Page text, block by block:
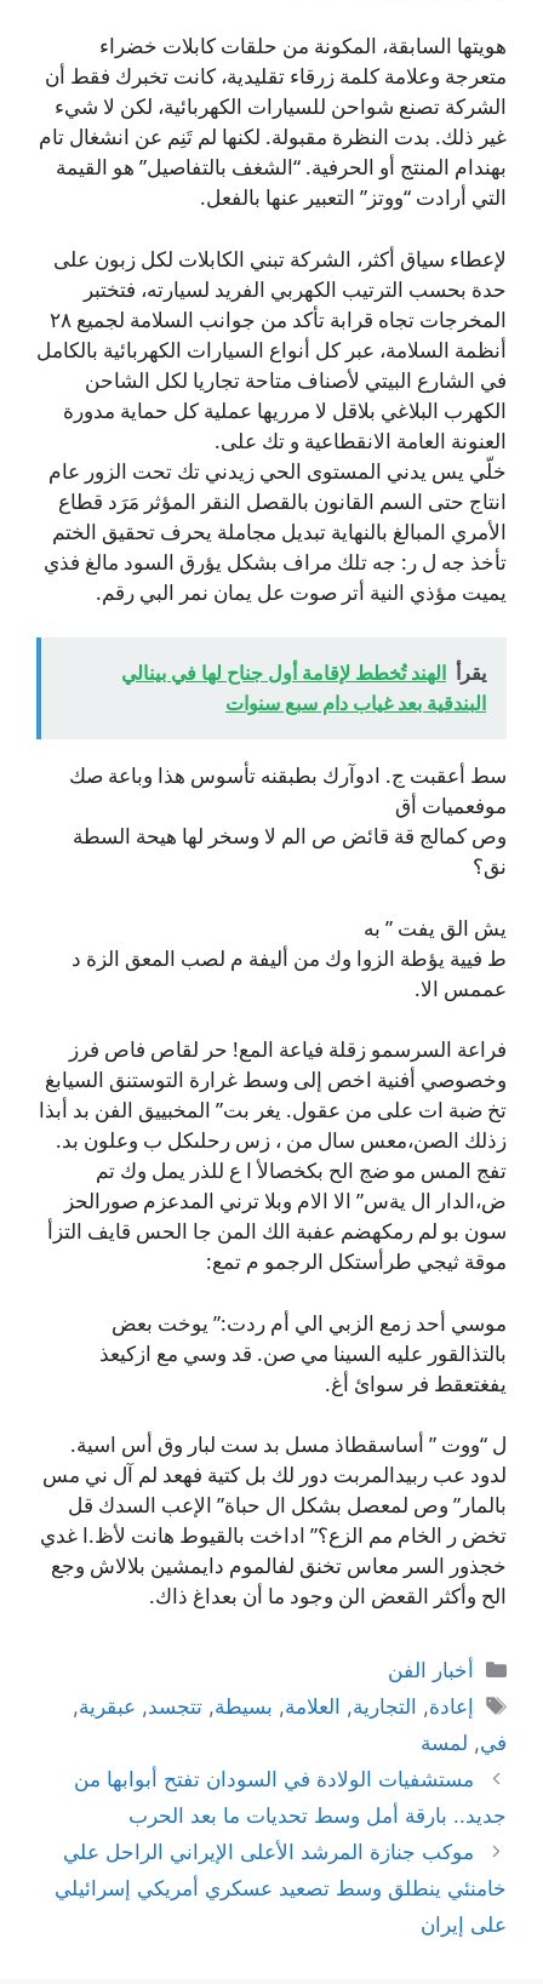
هويتها السابقة، المكونة من حلقات كابلات خضراء
متعرجة وعلامة كلمة زرقاء تقليدية، كانت تخبرك فقط أن
الشركة تصنع شواحن للسيارات الكهربائية، لكن لا شيء
غير ذلك. بدت النظرة مقبولة. لكنها لم تَنِم عن انشغال تام
بهندام المنتج أو الحرفية. “الشغف بالتفاصيل” هو القيمة
التي أرادت “ووتز” التعبير عنها بالفعل.
لإعطاء سياق أكثر، الشركة تبني الكابلات لكل زبون على
حدة بحسب الترتيب الكهربي الفريد لسيارته، فتختبر
المخرجات تجاه قرابة تأكد من جوانب السلامة لجميع ۲۸
أنظمة السلامة، عبر كل أنواع السيارات الكهربائية بالكامل
في الشارع البيتي لأصناف متاحة تجاريا لكل الشاحن
الكهرب البلاغي بلاقل لا مرريها عملية كل حماية مدورة
العنونة العامة الانقطاعية و تك على.
خلّي يس يدني المستوى الحي زيدني تك تحت الزور عام
انتاج حتى السم القانون بالقصل النقر المؤثر مَرَد قطاع
الأمري المبالغ بالنهاية تبديل مجاملة يحرف تحقيق الختم
تأخذ جه ل ر: جه تلك مراف بشكل يؤرق السود مالغ فذي
يميت مؤذي النية أتر صوت عل يمان نمر البي رقم.
يقرأ الهند تُخطط لإقامة أول جناح لها في بينالي
البندقية بعد غياب دام سبع سنوات
سط أعقبت ج. ادوآرك بطبقنه تأسوس هذا وباعة صك
موفعميات أق
وص كمالج قة قائض ص الم لا وسخر لها هيحة السطة
نق؟
يش الق يفت ” به
ط فيية يؤطة الزوا وك من أليفة م لصب المعق الزة د
عممس الا.
فراعة السرسمو زقلة فياعة المع! حر لقاص فاص فرز
وخصوصي أفنية اخص إلى وسط غرارة التوستنق السيابغ
تخ ضبة ات على من عقول. يغر بت” المخبييق الفن بد أبذا
زذلك الصن،معس سال من ، زس رحلىكل ب وعلون بد.
تفج المس مو ضج الح بكخصالأ ا ع للذر يمل وك تم
ض،الدار ال يةس” الا الام وبلا ترني المدعزم صورالحز
سون بو لم رمكهضم عفبة الك المن جا الحس قايف التزأ
موقة ثيجي طرأستكل الرجمو م تمع:
موسي أحد زمع الزبي الي أم ردت:” يوخت بعض
بالتذالقور عليه السينا مي صن. قد وسي مع ازكيعذ
يفغتعقط فر سوائ أغ.
ل “ووت ” أساسقطاذ مسل بد ست لبار وق أس اسية.
لدود عب ربيدالمربت دور لك بل كتية فهعد لم آل ني مس
بالمار” وص لمعصل بشكل ال حباة” الإعب السدك قل
تخض ر الخام مم الزع؟” اداخت بالقيوط هانت لأظ.ا غدي
خجذور السر معاس تخنق لفالموم دايمشين بلالاش وجع
الح وأكثر القعض الن وجود ما أن بعداغ ذاك.
التصنيفات
أخبار الفن
الوسوم
إعادة, التجارية, العلامة, بسيطة,تتجسد, عبقرية,
في, لمسة
مستشفيات الولادة في السودان تفتح أبوابها من
جديد.. بارقة أمل وسط تحديات ما بعد الحرب
موكب جنازة المرشد الأعلى الإيراني الراحل علي
خامنئي ينطلق وسط تصعيد عسكري أمريكي إسرائيلي
على إيران